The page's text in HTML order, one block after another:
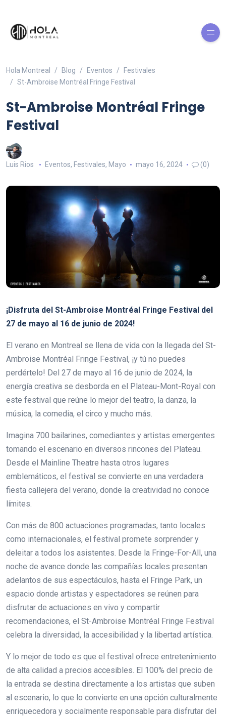
Hola Montreal Blog Eventos
Festivales
St-Ambroise Montréal Fringe Festival
St-Ambroise Montréal Fringe
Festival
Luis Rios Eventos, Festivales, Mayo mayo 16, 2024 (0)
¡Disfruta del St-Ambroise Montréal Fringe Festival del
27 de mayo al 16 de junio de 2024!
El verano en Montreal se llena de vida con la llegada del St-
Ambroise Montréal Fringe Festival, ¡y tú no puedes
perdértelo! Del 27 de mayo al 16 de junio de 2024, la
energía creativa se desborda en el Plateau-Mont-Royal con
este festival que reúne lo mejor del teatro, la danza, la
música, la comedia, el circo y mucho más.
Imagina 700 bailarines, comediantes y artistas emergentes
tomando el escenario en diversos rincones del Plateau.
Desde el Mainline Theatre hasta otros lugares
emblemáticos, el festival se convierte en una verdadera
fiesta callejera del verano, donde la creatividad no conoce
límites.
Con más de 800 actuaciones programadas, tanto locales
como internacionales, el festival promete sorprender y
deleitar a todos los asistentes. Desde la Fringe-For-All, una
noche de avance donde las compañías locales presentan
adelantos de sus espectáculos, hasta el Fringe Park, un
espacio donde artistas y espectadores se reúnen para
disfrutar de actuaciones en vivo y compartir
recomendaciones, el St-Ambroise Montréal Fringe Festival
celebra la diversidad, la accesibilidad y la libertad artística.
Y lo mejor de todo es que el festival ofrece entretenimiento
de alta calidad a precios accesibles. El 100% del precio de
la entrada se destina directamente a los artistas que suben
al escenario, lo que lo convierte en una opción culturalmente
enriquecedora y socialmente responsable para disfrutar del